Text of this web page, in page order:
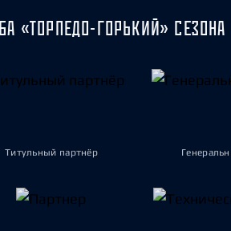
«ТОРПЕДО-ГОРЬКИЙ» СЕЗОНА
Титульный партнёр